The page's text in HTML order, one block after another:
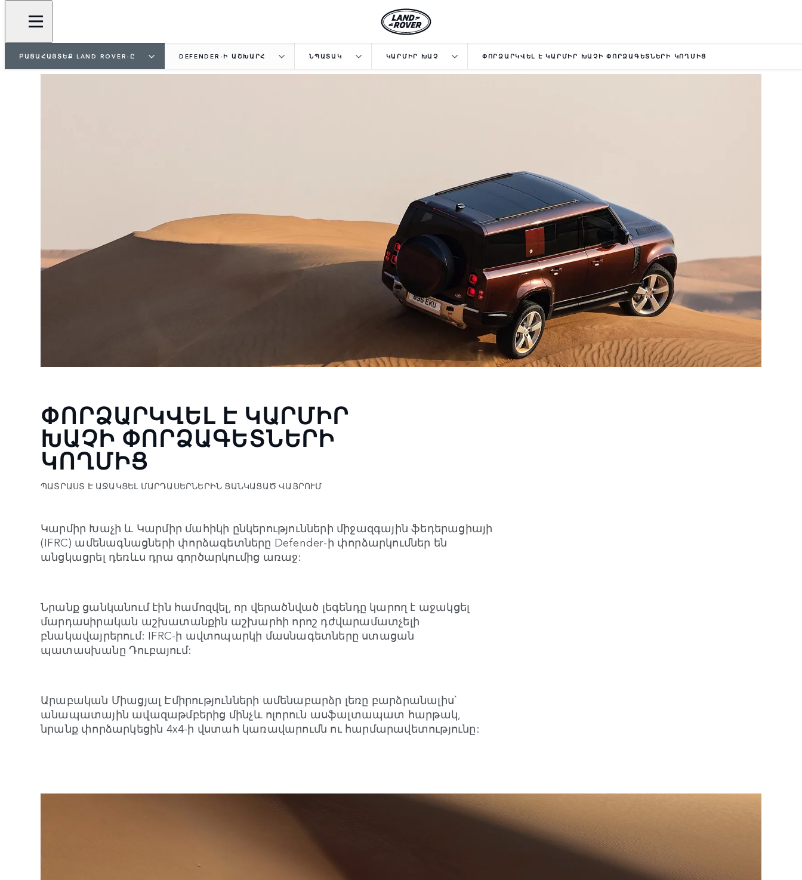
ԲԱՑԱՀԱՅՏԵՔ LAND ROVER-Ը DEFENDER-Ի ԱՇԽԱՐՀ ՆՊԱՏԱԿ ԿԱՐՄԻՐ ԽԱՉ ՓՈՐՁԱՐԿՎԵԼ Է ԿԱՐՄԻՐ ԽԱՉԻ ՓՈՐՁԱԳԵՏՆԵՐԻ ԿՈՂՄԻՑ
ՓՈՐՁԱՐԿՎԵԼ Է ԿԱՐՄԻՐ
ԽԱՉԻ ՓՈՐՁԱԳԵՏՆԵՐԻ
ԿՈՂՄԻՑ
ՊԱՏՐԱՍՏ Է ԱՋԱԿՑԵԼ ՄԱՐԴԱՍԵՐՆԵՐԻՆ ՑԱՆԿԱՑԱԾ ՎԱՅՐՈՒՄ
Կարմիր Խաչի և Կարմիր մահիկի ընկերությունների միջազգային ֆեդերացիայի
(IFRC) ամենագնացների փորձագետները Defender-ի փորձարկումներ են
անցկացրել դեռևս դրա գործարկումից առաջ:
Նրանք ցանկանում էին համոզվել, որ վերածնված լեգենդը կարող է աջակցել
մարդասիրական աշխատանքին աշխարհի որոշ դժվարամատչելի
բնակավայրերում: IFRC-ի ավտոպարկի մասնագետները ստացան
պատասխանը Դուբայում:
Արաբական Միացյալ Էմիրությունների ամենաբարձր լեռը բարձրանալիս՝
անապատային ավազաթմբերից մինչև ոլորուն ասֆալտապատ հարթակ,
նրանք փորձարկեցին 4x4-ի վստահ կառավարումն ու հարմարավետությունը: